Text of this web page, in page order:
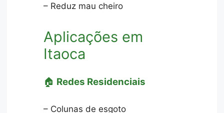
– Reduz mau cheiro
Aplicações em
Itaoca
🏠 Redes Residenciais
– Colunas de esgoto